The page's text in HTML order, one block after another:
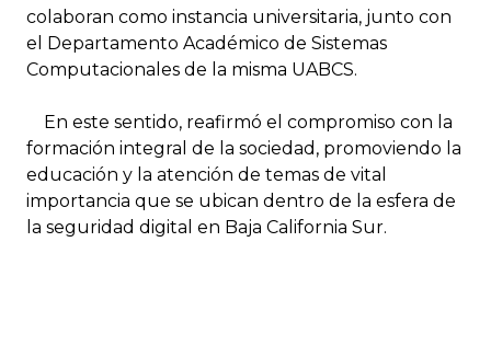
colaboran como instancia universitaria, junto con
el Departamento Académico de Sistemas
Computacionales de la misma UABCS.
En este sentido, reafirmó el compromiso con la
formación integral de la sociedad, promoviendo la
educación y la atención de temas de vital
importancia que se ubican dentro de la esfera de
la seguridad digital en Baja California Sur.